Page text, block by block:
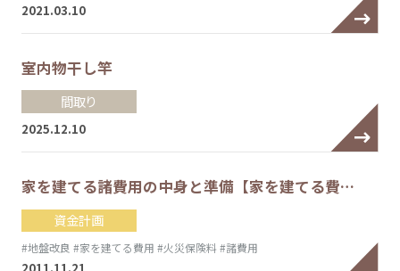
2021.03.10
室内物干し竿
間取り
2025.12.10
家を建てる諸費用の中身と準備【家を建てる費…
資金計画
#地盤改良 #家を建てる費用 #火災保険料 #諸費用
2011.11.21